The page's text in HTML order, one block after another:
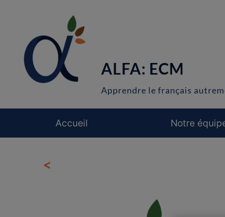
ALFA: ECM
Apprendre le français
Accueil Notre
<